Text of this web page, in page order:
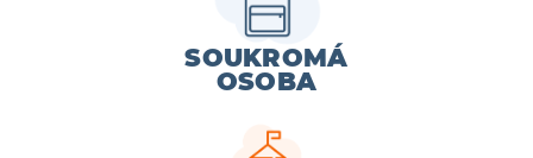
SOUKROMÁ
OSOBA